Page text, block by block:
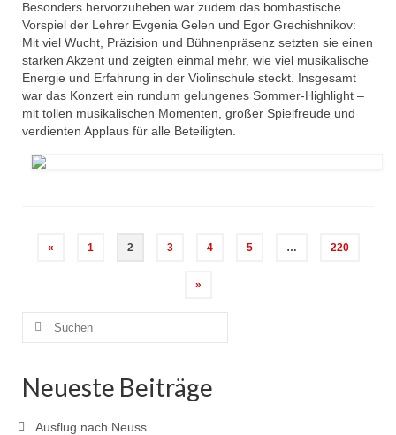
Besonders hervorzuheben war zudem das bombastische
Vorspiel der Lehrer Evgenia Gelen und Egor Grechishnikov:
Mit viel Wucht, Präzision und Bühnenpräsenz setzten sie einen
starken Akzent und zeigten einmal mehr, wie viel musikalische
Energie und Erfahrung in der Violinschule steckt. Insgesamt
war das Konzert ein rundum gelungenes Sommer-Highlight –
mit tollen musikalischen Momenten, großer Spielfreude und
verdienten Applaus für alle Beteiligten.
Seitennummerierung
Beiträge
« 1 2 3 4 5 … 220
»
Suchen
Neueste Beiträge
Ausflug nach Neuss